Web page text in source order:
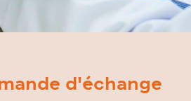
d'échange